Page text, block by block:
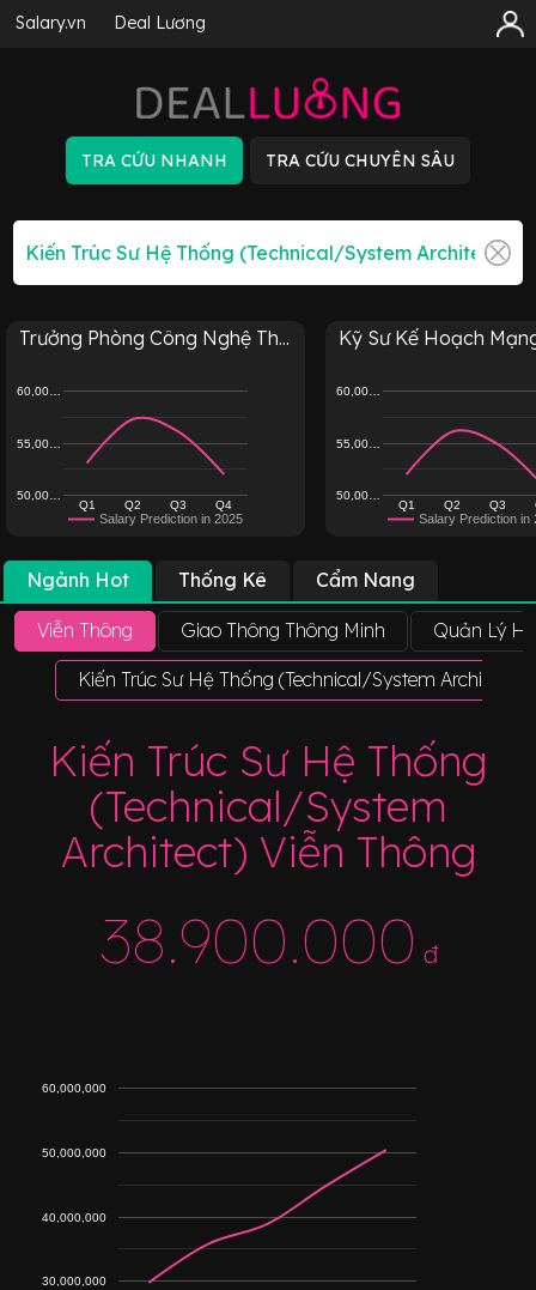
Salary.vn Deal Lương
Trưởng Phòng Công Nghệ Th...
Salary Prediction in 2025
Q1 Q2 Q3 Q4
50,00…
55,00…
60,00…
Kỹ Sư Kế Hoạch
Salary Prediction in
Q1 Q2 Q3
50,00…
55,00…
60,00…
Ngành Hot Thống Kê Cẩm Nang
Viễn Thông Giao Thông Thông Minh Quản Lý
Kiến Trúc Sư Hệ Thống (Technical/System Architect)
Kiến Trúc Sư Hệ Thống
(Technical/System
Architect) Viễn Thông
38.900.000 đ
30,000,000
40,000,000
50,000,000
60,000,000